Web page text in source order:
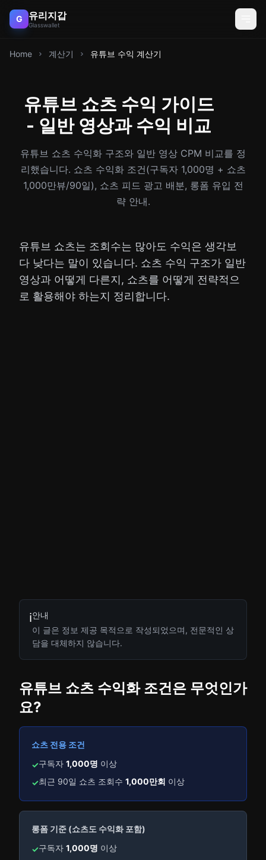
G 유리지갑
Glasswallet
Home 계산기 유튜브 수익 계산기
유튜브 쇼츠 수익 가이드
- 일반 영상과 수익 비교
유튜브 쇼츠 수익화 구조와 일반 영상 CPM 비교를 정
리했습니다. 쇼츠 수익화 조건(구독자 1,000명 + 쇼츠
1,000만뷰/90일), 쇼츠 피드 광고 배분, 롱폼 유입 전
략 안내.
유튜브 쇼츠는 조회수는 많아도 수익은 생각보
다 낮다는 말이 있습니다. 쇼츠 수익 구조가 일반
영상과 어떻게 다른지, 쇼츠를 어떻게 전략적으
로 활용해야 하는지 정리합니다.
ℹ️안내
이 글은 정보 제공 목적으로 작성되었으며, 전문적인 상
담을 대체하지 않습니다.
유튜브 쇼츠 수익화 조건은 무엇인가
요?
쇼츠 전용 조건
✓구독자 1,000명 이상
✓최근 90일 쇼츠 조회수 1,000만회 이상
롱폼 기준 (쇼츠도 수익화 포함)
✓구독자 1,000명 이상